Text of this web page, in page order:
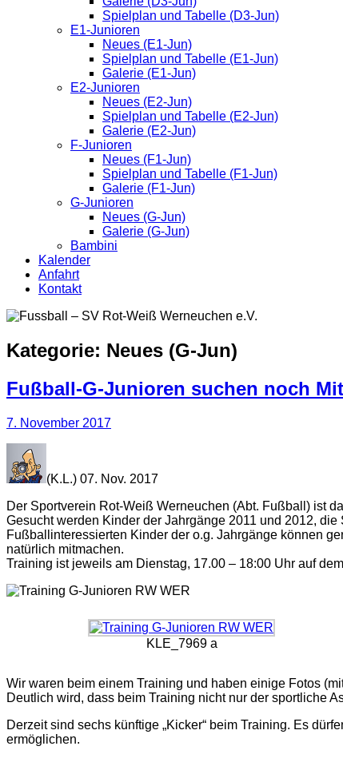
Spielplan und Tabelle (D3-Jun)
E1-Junioren
Neues (E1-Jun)
Spielplan und Tabelle (E1-Jun)
Galerie (E1-Jun)
E2-Junioren
Neues (E2-Jun)
Spielplan und Tabelle (E2-Jun)
Galerie (E2-Jun)
F-Junioren
Neues (F1-Jun)
Spielplan und Tabelle (F1-Jun)
Galerie (F1-Jun)
G-Junioren
Neues (G-Jun)
Galerie (G-Jun)
Bambini
Kalender
Anfahrt
Kontakt
Kategorie: Neues (G-Jun)
Fußball-G-Junioren suchen noch
7. November 2017
(K.L.) 07. Nov. 2017
Der Sportverein Rot-Weiß Werneuchen (Abt. Fußball) ist
Gesucht werden Kinder der Jahrgänge 2011 und 2012,
Fußballinteressierten Kinder der o.g. Jahrgänge können
natürlich mitmachen.
Training ist jeweils am Dienstag, 17.00 – 18:00 Uhr auf
KLE_7969 a
Wir waren beim einem Training und haben einige Fotos
Deutlich wird, dass beim Training nicht nur der sportliche
Derzeit sind sechs künftige „Kicker“ beim Training. Es
ermöglichen.